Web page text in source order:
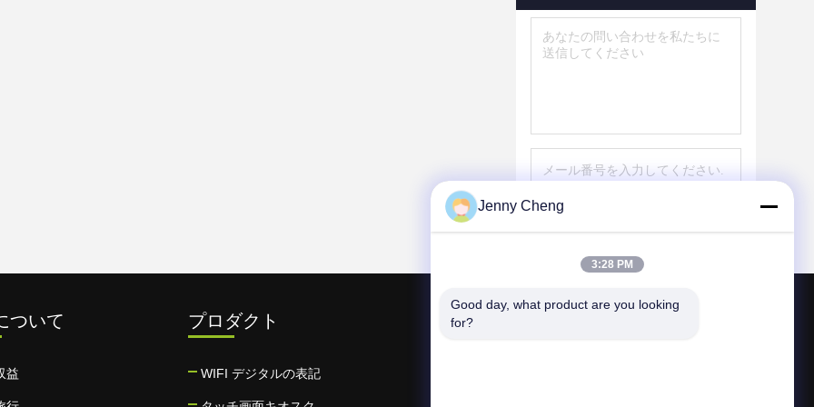
ついて
益
プロダクト
WIFI デジタルの表記
接触米国
Jenny Cheng
3:28 PM
Good day, what product are you looking
for?